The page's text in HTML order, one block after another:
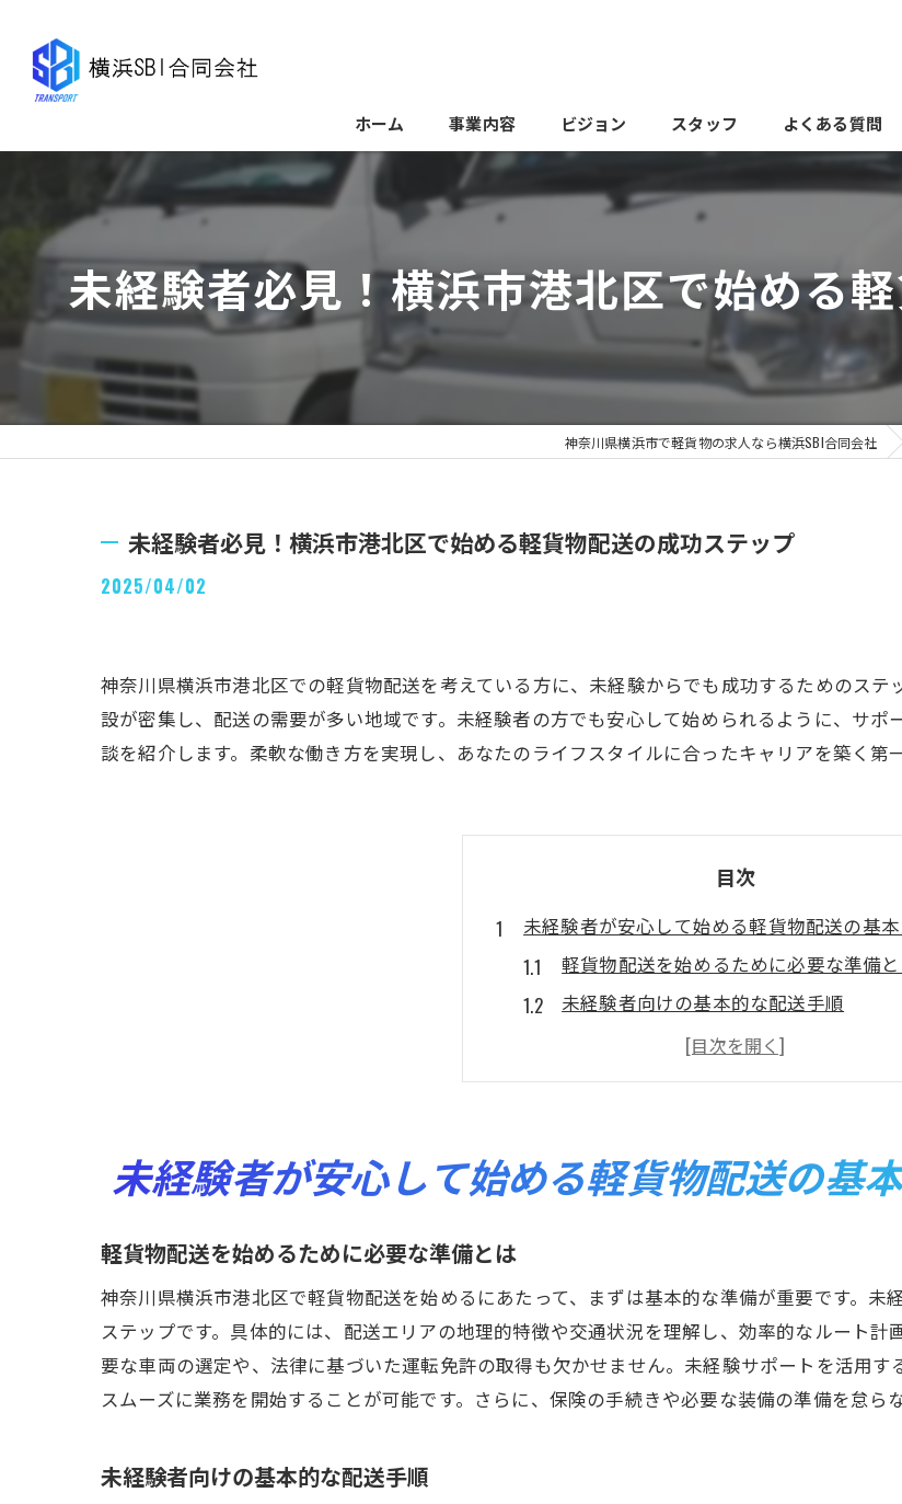
ホーム 事業内容 ビジョン スタッフ よくある質問
未経験者必見！横浜市港北区で始める
神奈川県横浜市で軽貨物の求人なら横浜SBI合同会社
未経験者必見！横浜市港北区で始める軽貨物配送の成功ステップ
2025/04/02
神奈川県横浜市港北区での軽貨物配送を考えている方に、未経験からでも成功するためのス
設が密集し、配送の需要が多い地域です。未経験者の方でも安心して始められるように、サ
談を紹介します。柔軟な働き方を実現し、あなたのライフスタイルに合ったキャリアを築く第
目次
未経験者が安心して始める軽貨物配送の基
軽貨物配送を始めるために必要な準備
未経験者向けの基本的な配送手順
安全に配送を行うための注意点
初めての軽貨物配送で避けたいミス
効率的なルート計画の立て方
横浜市港北区での配送需要とその魅力を探る
住宅街と商業地が混在する地域特性
地元のイベントとその影響
港北区の物流ネットワークの特徴
未経験者が安心して始める軽貨物配送の基
軽貨物配送を始めるために必要な準備とは
神奈川県横浜市港北区で軽貨物配送を始めるにあたって、まずは基本的な準備が重要です。
ステップです。具体的には、配送エリアの地理的特徴や交通状況を理解し、効率的なルート
要な車両の選定や、法律に基づいた運転免許の取得も欠かせません。未経験サポートを活用す
スムーズに業務を開始することが可能です。さらに、保険の手続きや必要な装備の準備を怠ら
未経験者向けの基本的な配送手順